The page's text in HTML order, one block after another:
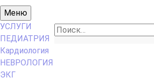
Основное
меню
Меню
Найти:
УСЛУГИ
ПЕДИАТРИЯ
Кардиология
НЕВРОЛОГИЯ
ЭКГ